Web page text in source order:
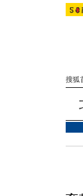
搜狐